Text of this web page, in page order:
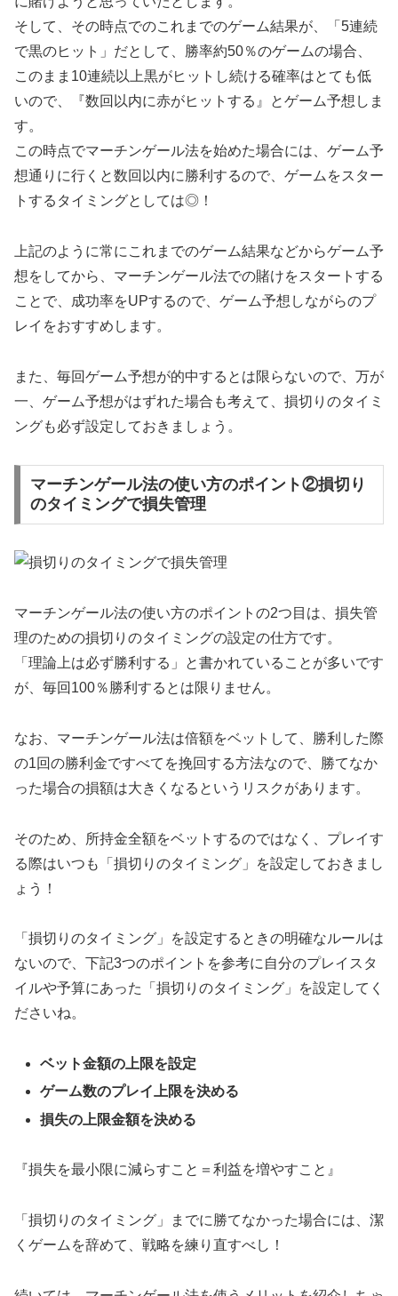
そして、その時点でのこれまでのゲーム結果が、「5連続
で黒のヒット」だとして、勝率約50％のゲームの場合、
このまま10連続以上黒がヒットし続ける確率はとても低
いので、『数回以内に赤がヒットする』とゲーム予想しま
す。
この時点でマーチンゲール法を始めた場合には、ゲーム予
想通りに行くと数回以内に勝利するので、ゲームをスター
トするタイミングとしては◎！
上記のように常にこれまでのゲーム結果などからゲーム予
想をしてから、マーチンゲール法での賭けをスタートする
ことで、成功率をUPするので、ゲーム予想しながらのプ
レイをおすすめします。
また、毎回ゲーム予想が的中するとは限らないので、万が
一、ゲーム予想がはずれた場合も考えて、損切りのタイミ
ングも必ず設定しておきましょう。
マーチンゲール法の使い方のポイント②損切り
のタイミングで損失管理
マーチンゲール法の使い方のポイントの2つ目は、損失管
理のための損切りのタイミングの設定の仕方です。
「理論上は必ず勝利する」と書かれていることが多いです
が、毎回100％勝利するとは限りません。
なお、マーチンゲール法は倍額をベットして、勝利した際
の1回の勝利金ですべてを挽回する方法なので、勝てなか
った場合の損額は大きくなるというリスクがあります。
そのため、所持金全額をベットするのではなく、プレイす
る際はいつも「損切りのタイミング」を設定しておきまし
ょう！
「損切りのタイミング」を設定するときの明確なルールは
ないので、下記3つのポイントを参考に自分のプレイスタ
イルや予算にあった「損切りのタイミング」を設定してく
ださいね。
ベット金額の上限を設定
ゲーム数のプレイ上限を決める
損失の上限金額を決める
『損失を最小限に減らすこと＝利益を増やすこと』
「損切りのタイミング」までに勝てなかった場合には、潔
くゲームを辞めて、戦略を練り直すべし！